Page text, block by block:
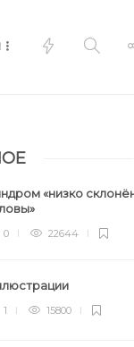
«низко
0 22644
1 15800